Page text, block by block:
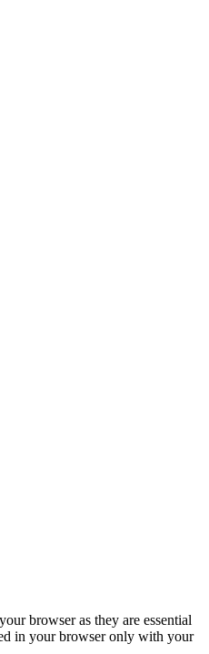
browser as they are essential
in your browser only with your